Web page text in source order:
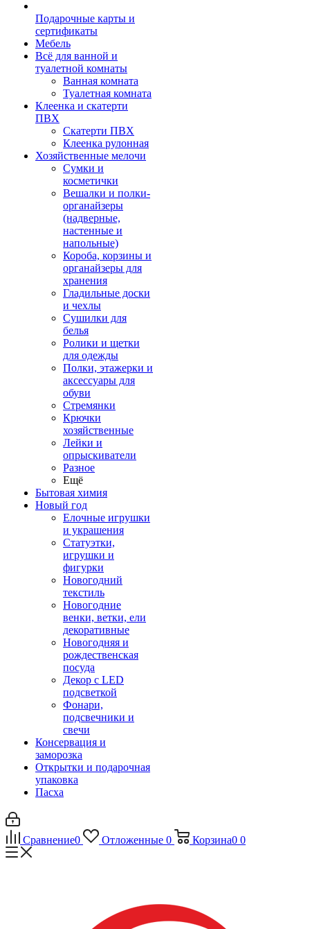
Подарочные карты и
сертификаты
Мебель
Всё для ванной и
туалетной комнаты
Ванная комната
Туалетная комната
Клеенка и скатерти
ПВХ
Скатерти ПВХ
Клеенка рулонная
Хозяйственные мелочи
Сумки и
косметички
Вешалки и полки-
органайзеры
(надверные,
настенные и
напольные)
Короба, корзины и
органайзеры для
хранения
Гладильные доски
и чехлы
Сушилки для
белья
Ролики и щетки
для одежды
Полки, этажерки и
аксессуары для
обуви
Стремянки
Крючки
хозяйственные
Лейки и
опрыскиватели
Разное
Ещё
Бытовая химия
Новый год
Елочные игрушки
и украшения
Статуэтки,
игрушки и
фигурки
Новогодний
текстиль
Новогодние
венки, ветки, ели
декоративные
Новогодняя и
рождественская
посуда
Декор с LED
подсветкой
Фонари,
подсвечники и
свечи
Консервация и
заморозка
Открытки и подарочная
упаковка
Пасха
Сравнение0 Отложенные 0 Корзина0 0